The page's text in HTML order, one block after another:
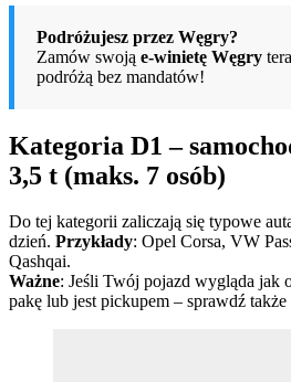
Podróżujesz przez Węgry?
Zamów swoją e-winietę Węgry
podróżą bez mandatów!
Kategoria D1 –
3,5 t (maks. 7 osób)
Do tej kategorii zaliczają się typowe
dzień. Przykłady: Opel Corsa, VW
Qashqai.
Ważne: Jeśli Twój pojazd wygląda jak
pakę lub jest pickupem – sprawdź także